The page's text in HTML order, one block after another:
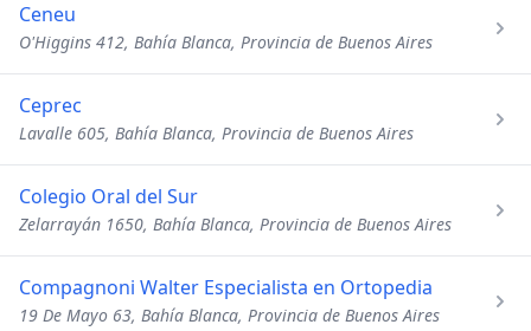
Ceneu
O'Higgins 412, Bahía Blanca, Provincia de Buenos Aires
Ceprec
Lavalle 605, Bahía Blanca, Provincia de Buenos Aires
Colegio Oral del Sur
Zelarrayán 1650, Bahía Blanca, Provincia de Buenos Aires
Compagnoni Walter Especialista en Ortopedia
19 De Mayo 63, Bahía Blanca, Provincia de Buenos Aires